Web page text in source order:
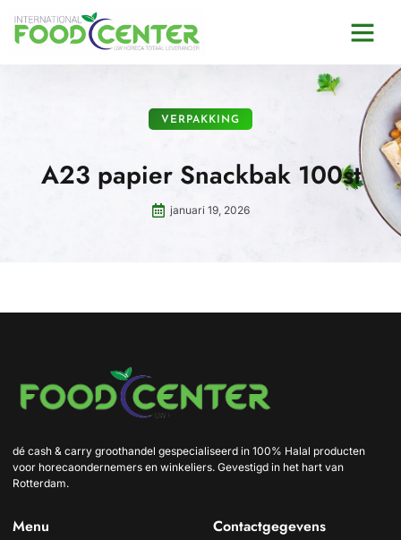
VERPAKKING
A23 papier Snackbak 100st
januari 19, 2026
dé cash & carry groothandel gespecialiseerd in 100% Halal producten
voor horecaondernemers en winkeliers. Gevestigd in het hart van
Rotterdam.
Menu Contactgegevens